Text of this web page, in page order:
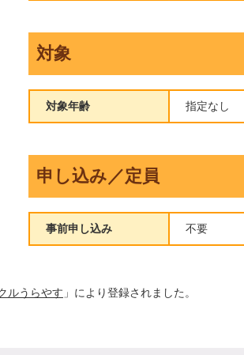
対象
対象年齢 指定なし
申し込み／定員
事前申し込み 不要
ルうらやす 」により登録されました。